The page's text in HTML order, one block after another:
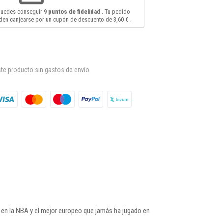
conseguir 9 puntos de fidelidad . Tu pedido
canjearse por un cupón de descuento de 3,60 €
producto sin gastos de envío
la NBA y el mejor europeo que jamás ha jugado en